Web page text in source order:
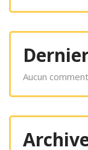
Aucun